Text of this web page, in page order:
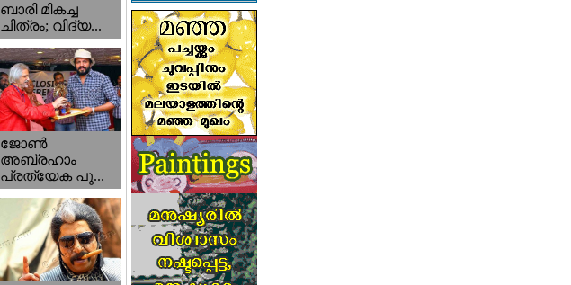
ബാരി മികച്ച
ചിത്രം; വിദ്യ...
ജോണ്‍
അബ്രഹാം
പ്രത്യേക പു...